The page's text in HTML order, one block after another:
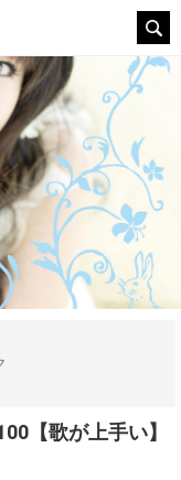
【歌が上手い】